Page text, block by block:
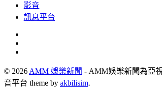
影音
訊息平台
© 2026 AMM 娛樂新聞 - AMM娛樂新聞為亞
音平台 theme by akbilisim.